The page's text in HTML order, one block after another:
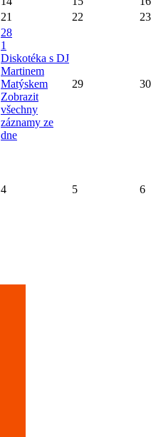
21 22 23
28
1
Diskotéka s DJ
Martinem
Matýskem
Zobrazit
všechny
záznamy ze
dne
29 30
4 5 6